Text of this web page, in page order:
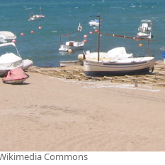
Commons